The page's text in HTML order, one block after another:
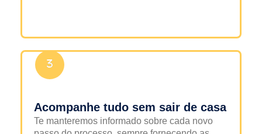
Acompanhe tudo sem sair de casa
Te manteremos informado sobre cada novo